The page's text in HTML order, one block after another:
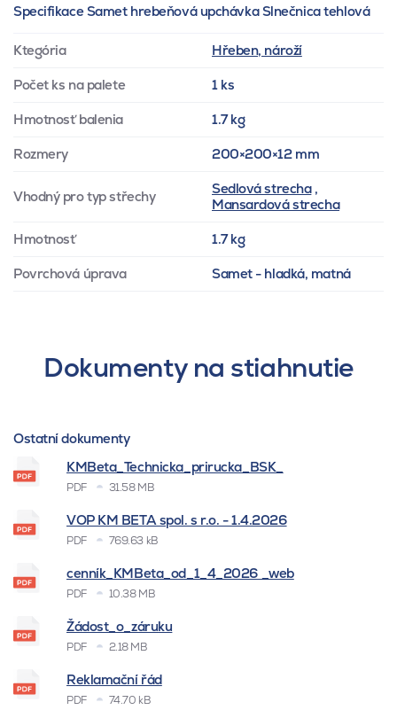
Specifikace Samet hrebeňová upchávka Slnečnica tehlová
Ktegória Hřeben, nároží
Počet ks na palete 1 ks
Hmotnosť balenia 1.7 kg
Rozmery 200×200×12 mm
Vhodný pro typ střechy Sedlová strecha,
Mansardová strecha
Hmotnosť 1.7 kg
Povrchová úprava Samet - hladká, matná
Dokumenty na stiahnutie
Ostatní dokumenty
KMBeta_Technicka_prirucka_BSK_
PDF 31.58 MB
VOP KM BETA spol. s r.o. - 1.4.2026
PDF 769.63 kB
cenník_KMBeta_od_1_4_2026 _web
PDF 10.38 MB
Žádost_o_záruku
PDF 2.18 MB
Reklamační řád
PDF 74.70 kB